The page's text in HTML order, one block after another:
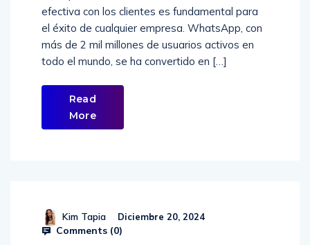
efectiva con los clientes es fundamental para
el éxito de cualquier empresa. WhatsApp, con
más de 2 mil millones de usuarios activos en
todo el mundo, se ha convertido en […]
Read
More
Kim Tapia Diciembre 20, 2024
Comments (0)